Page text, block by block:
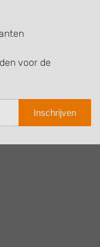
voor de
Inschrijven